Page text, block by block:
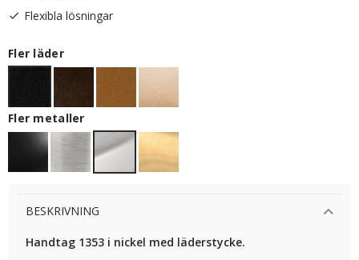
Flexibla lösningar
Fler läder
Fler metaller
BESKRIVNING
Handtag 1353 i nickel med läderstycke.